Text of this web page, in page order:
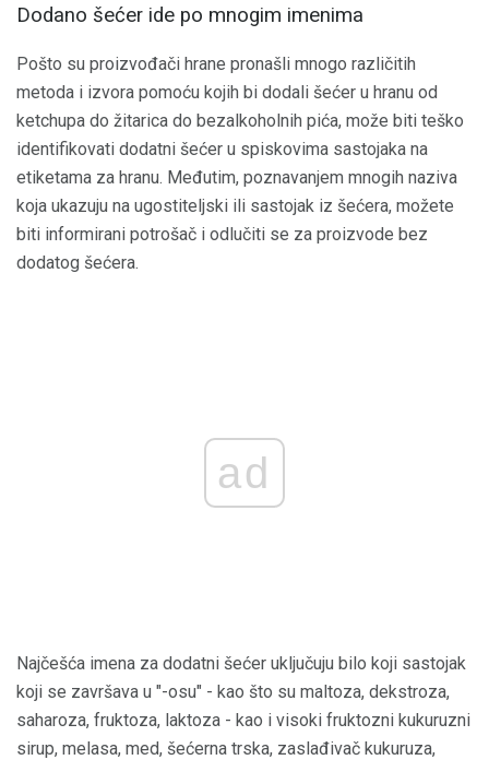
Dodano šećer ide po mnogim imenima
Pošto su proizvođači hrane pronašli mnogo različitih
metoda i izvora pomoću kojih bi dodali šećer u hranu od
ketchupa do žitarica do bezalkoholnih pića, može biti teško
identifikovati dodatni šećer u spiskovima sastojaka na
etiketama za hranu. Međutim, poznavanjem mnogih naziva
koja ukazuju na ugostiteljski ili sastojak iz šećera, možete
biti informirani potrošač i odlučiti se za proizvode bez
dodatog šećera.
ad
Najčešća imena za dodatni šećer uključuju bilo koji sastojak
koji se završava u "-osu" - kao što su maltoza, dekstroza,
saharoza, fruktoza, laktoza - kao i visoki fruktozni kukuruzni
sirup, melasa, med, šećerna trska, zaslađivač kukuruza,